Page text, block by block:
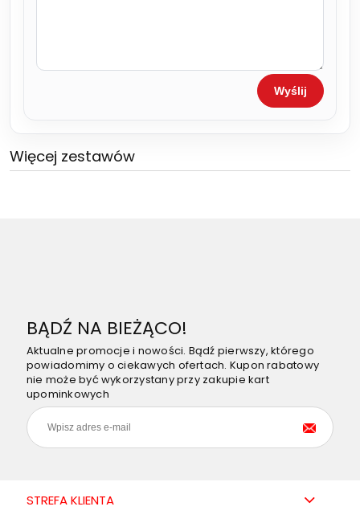
Wyślij
Więcej zestawów
BĄDŹ NA BIEŻĄCO!
Aktualne promocje i nowości. Bądź pierwszy, którego
powiadomimy o ciekawych ofertach. Kupon rabatowy
nie może być wykorzystany przy zakupie kart
upominkowych
STREFA KLIENTA